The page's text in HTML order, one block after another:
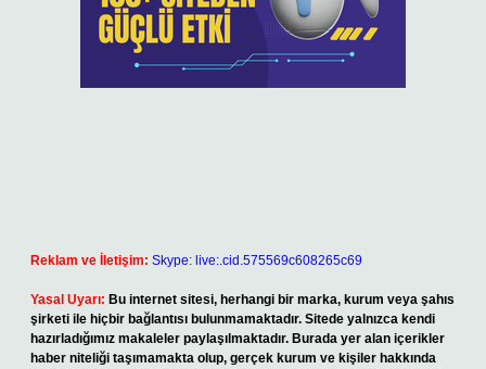
Reklam ve İletişim: Skype: live:.cid.575569c608265c69
Yasal Uyarı: Bu internet sitesi, herhangi bir marka, kurum veya şahıs
şirketi ile hiçbir bağlantısı bulunmamaktadır. Sitede yalnızca kendi
hazırladığımız makaleler paylaşılmaktadır. Burada yer alan içerikler
haber niteliği taşımamakta olup, gerçek kurum ve kişiler hakkında